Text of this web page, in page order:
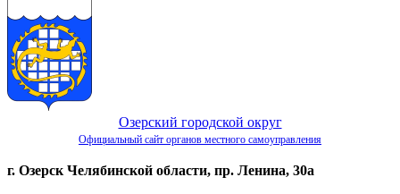
Озерский городской округ
Официальный сайт органов местного самоуправления
г. Озерск Челябинской области, пр. Ленина, 30а